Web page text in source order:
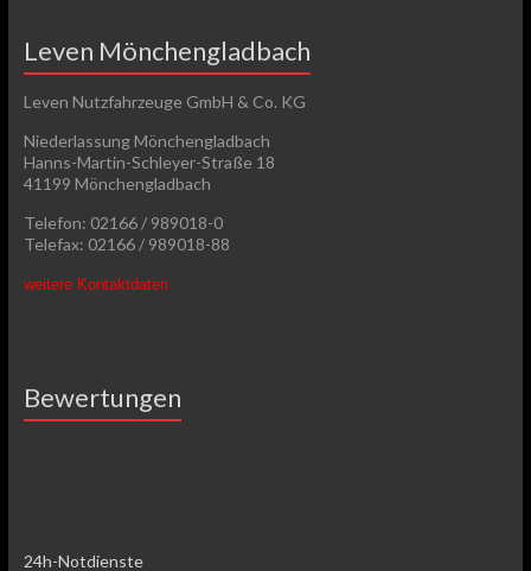
Leven Mönchengladbach
Leven Nutzfahrzeuge GmbH & Co. KG
Niederlassung Mönchengladbach
Hanns-Martin-Schleyer-Straße 18
41199 Mönchengladbach
Telefon: 02166 / 989018-0
Telefax: 02166 / 989018-88
weitere Kontaktdaten
Bewertungen
24h-Notdienste